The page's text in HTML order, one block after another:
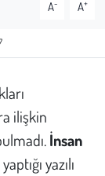
A- A+
ilişkin
İnsan
yaptığı yazılı